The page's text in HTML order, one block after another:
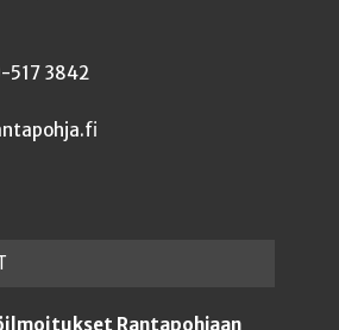
517 3842
Rantapohjaan